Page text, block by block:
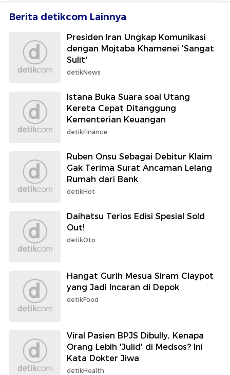
Berita detikcom Lainnya
Presiden Iran Ungkap Komunikasi
dengan Mojtaba Khamenei 'Sangat
Sulit'
detikNews
Istana Buka Suara soal Utang
Kereta Cepat Ditanggung
Kementerian Keuangan
detikFinance
Ruben Onsu Sebagai Debitur Klaim
Gak Terima Surat Ancaman Lelang
Rumah dari Bank
detikHot
Daihatsu Terios Edisi Spesial Sold
Out!
detikOto
Hangat Gurih Mesua Siram Claypot
yang Jadi Incaran di Depok
detikFood
Viral Pasien BPJS Dibully, Kenapa
Orang Lebih 'Julid' di Medsos? Ini
Kata Dokter Jiwa
detikHealth